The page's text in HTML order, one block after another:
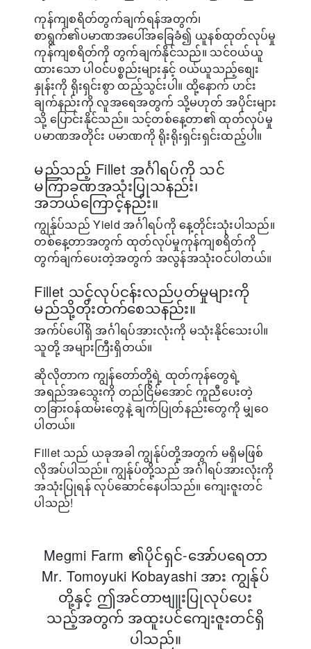
ကုန်ကျစရိတ်တွက်ချက်ရန်အတွက်၊
စာရွက်၏ပမာဏအပေါ်အခြေခံ၍ ယူနစ်ထုတ်လုပ်မှု
ကုန်ကျစရိတ်ကို တွက်ချက်နိုင်သည်။ သင်ဝယ်ယူ
ထားသော ပါဝင်ပစ္စည်းများနှင့် ဝယ်ယူသည့်စျေး
နှုန်းကို ရိုးရှင်းစွာ ထည့်သွင်းပါ။ ထို့နောက် ဟင်း
ချက်နည်းကို လူအရေအတွက် သို့မဟုတ် အပိုင်းများ
သို့ ပြောင်းနိုင်သည်။ သင့်တစ်နေ့တာ၏ ထုတ်လုပ်မှု
ပမာဏအတိုင်း ပမာဏကို ရိုးရိုးရှင်းရှင်းထည့်ပါ။
မည်သည့် Fillet အင်္ဂါရပ်ကို သင်
မကြာခဏအသုံးပြုသနည်း၊
အဘယ်ကြောင့်နည်း။
ကျွန်ုပ်သည် Yield အင်္ဂါရပ်ကို နေ့တိုင်းသုံးပါသည်။
တစ်နေ့တာအတွက် ထုတ်လုပ်မှုကုန်ကျစရိတ်ကို
တွက်ချက်ပေးတဲ့အတွက် အလွန်အသုံးဝင်ပါတယ်။
Fillet သင့်လုပ်ငန်းလည်ပတ်မှုများကို
မည်သို့တိုးတက်စေသနည်း။
အက်ပ်ပေါ်ရှိ အင်္ဂါရပ်အားလုံးကို မသုံးနိုင်သေးပါ။
သူတို့ အများကြီးရှိတယ်။
ဆိုလိုတာက ကျွန်တော်တို့ရဲ့ ထုတ်ကုန်တွေရဲ့
အရည်အသွေးကို တည်ငြိမ်အောင် ကူညီပေးတဲ့
တခြားဝန်ထမ်းတွေနဲ့ ချက်ပြုတ်နည်းတွေကို မျှဝေ
ပါတယ်။
Fillet သည် ယခုအခါ ကျွန်ုပ်တို့အတွက် မရှိမဖြစ်
လိုအပ်ပါသည်။ ကျွန်ုပ်တို့သည် အင်္ဂါရပ်အားလုံးကို
အသုံးပြုရန် လုပ်ဆောင်နေပါသည်။ ကျေးဇူးတင်
ပါသည်!
Megmi Farm ၏ပိုင်ရှင်-အော်ပရေတာ
Mr. Tomoyuki Kobayashi အား ကျွန်ုပ်
တို့နှင့် ဤအင်တာဗျူးပြုလုပ်ပေး
သည့်အတွက် အထူးပင်ကျေးဇူးတင်ရှိ
ပါသည်။